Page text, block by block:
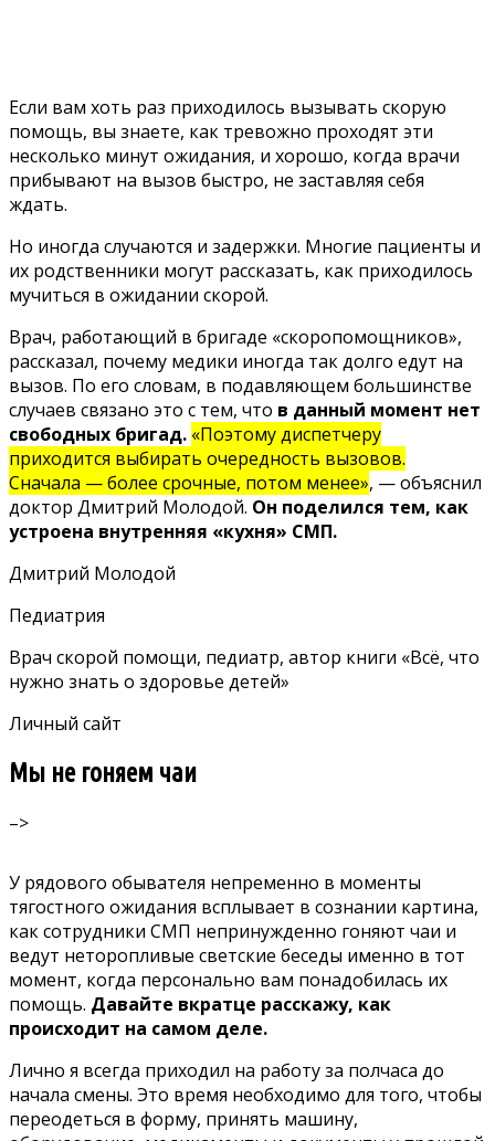
Если вам хоть раз приходилось вызывать скорую
помощь, вы знаете, как тревожно проходят эти
несколько минут ожидания, и хорошо, когда врачи
прибывают на вызов быстро, не заставляя себя
ждать.
Но иногда случаются и задержки. Многие пациенты и
их родственники могут рассказать, как приходилось
мучиться в ожидании скорой.
Врач, работающий в бригаде «скоропомощников»,
рассказал, почему медики иногда так долго едут на
вызов. По его словам, в подавляющем большинстве
случаев связано это с тем, что в данный момент нет
свободных бригад. «Поэтому диспетчеру
приходится выбирать очередность вызовов.
Сначала — более срочные, потом менее», — объяснил
доктор Дмитрий Молодой. Он поделился тем, как
устроена внутренняя «кухня» СМП.
Дмитрий Молодой
Педиатрия
Врач скорой помощи, педиатр, автор книги «Всё, что
нужно знать о здоровье детей»
Личный сайт
Мы не гоняем чаи
–>
У рядового обывателя непременно в моменты
тягостного ожидания всплывает в сознании картина,
как сотрудники СМП непринужденно гоняют чаи и
ведут неторопливые светские беседы именно в тот
момент, когда персонально вам понадобилась их
помощь. Давайте вкратце расскажу, как
происходит на самом деле.
Лично я всегда приходил на работу за полчаса до
начала смены. Это время необходимо для того, чтобы
переодеться в форму, принять машину,